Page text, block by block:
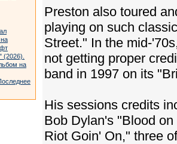
на
Preston also toured
playing on such
Street." In the mid-
not getting proper
band in 1997 on its
His sessions credits
Bob Dylan's "Blood
Riot Goin' On," three